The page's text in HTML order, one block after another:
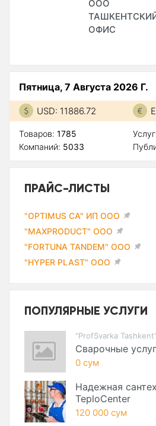
ООО
ОФИС
Пятница, 7 Августа 2026 Г.
USD: 11886.72
Товаров: 1785
Компаний: 5033
ПРАЙС-ЛИСТЫ
"OPTIMUS CA" ИП ООО
"MAXPRODUCT" ООО
"FORTUNA TANDEM" ООО
"HYPER PLAST" ООО
ПОПУЛЯРНЫЕ УСЛУГИ
"ProfSvarka
Сварочные
0 сум
Надежная
TeploCenter
120 000 сум